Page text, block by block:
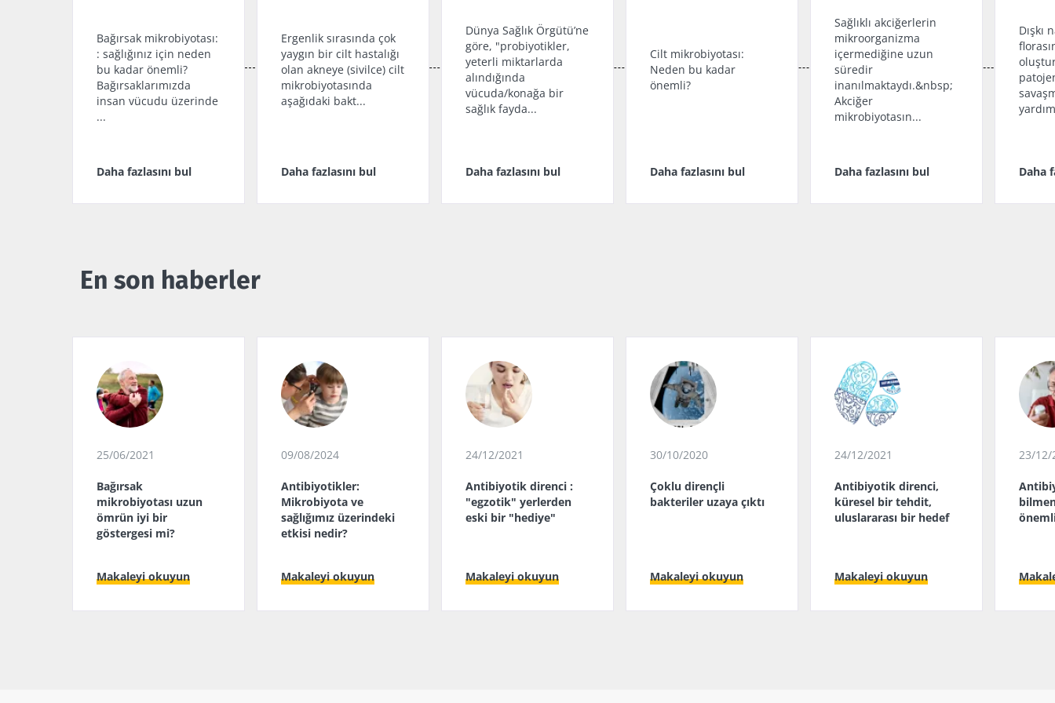
Bağırsak mikrobiyotası:
: sağlığınız için neden
bu kadar önemli?
Bağırsaklarımızda
insan vücudu üzerinde
...
Daha fazlasını bul
Ergenlik sırasında çok
yaygın bir cilt hastalığı
olan akneye (sivilce) cilt
mikrobiyotasında
aşağıdaki bakt...
Daha fazlasını bul
Dünya Sağlık Örgütü’ne
göre, "probiyotikler,
yeterli miktarlarda
alındığında
vücuda/konağa bir
sağlık fayda...
Daha fazlasını bul
Cilt mikrobiyotası:
Neden bu kadar
önemli?
Daha fazlasını bul
Sağlıklı akciğerlerin
mikroorganizma
içermediğine uzun
süredir
inanılmaktaydı.&nbsp;
Akciğer
mikrobiyotasın...
Daha fazlasını bul
Dışkı
Daha
En son haberler
25/06/2021
Bağırsak
mikrobiyotası uzun
ömrün iyi bir
göstergesi mi?
Makaleyi okuyun
09/08/2024
Antibiyotikler:
Mikrobiyota ve
sağlığımız üzerindeki
etkisi nedir?
Makaleyi okuyun
24/12/2021
Antibiyotik direnci :
"egzotik" yerlerden
eski bir "hediye"
Makaleyi okuyun
30/10/2020
Çoklu dirençli
bakteriler uzaya çıktı
Makaleyi okuyun
24/12/2021
Antibiyotik direnci,
küresel bir tehdit,
uluslararası bir hedef
Makaleyi okuyun
23/12/